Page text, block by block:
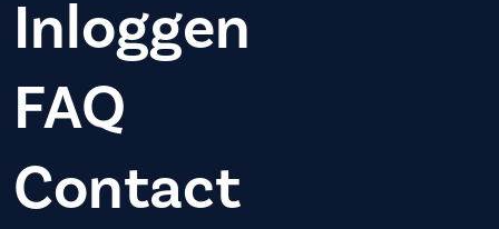
Inloggen
FAQ
Contact